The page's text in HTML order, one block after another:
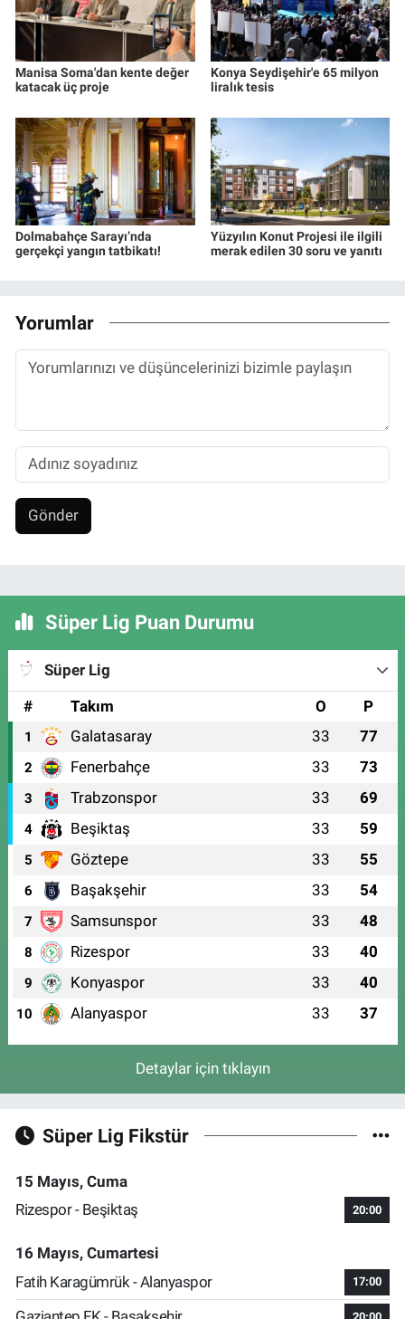
Manisa Soma'dan kente değer
katacak üç proje
Konya Seydişehir'e 65 milyon
liralık tesis
Dolmabahçe Sarayı’nda
gerçekçi yangın tatbikatı!
Yüzyılın Konut Projesi ile ilgili
merak edilen 30 soru ve yanıtı
Yorumlar
Gönder
Süper Lig Puan Durumu
Süper Lig
#
Takım O P
1 Galatasaray 33 77
2 Fenerbahçe 33 73
3 Trabzonspor 33 69
4 Beşiktaş 33 59
5 Göztepe 33 55
6 Başakşehir 33 54
7 Samsunspor 33 48
8 Rizespor 33 40
9 Konyaspor 33 40
10 Alanyaspor 33 37
Detaylar için tıklayın
Süper Lig Fikstür
15 Mayıs, Cuma
Rizespor - Beşiktaş
20:00
16 Mayıs, Cumartesi
Fatih Karagümrük - Alanyaspor
17:00